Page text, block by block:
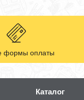
формы оплаты
Каталог